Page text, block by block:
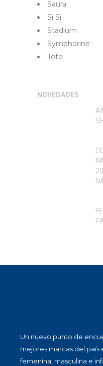
Saura
Si Si
Stadium
Symphorine
Toto
NOVEDADES
Un nuevo punto de
mejores marcas del país
femenina, masculina e